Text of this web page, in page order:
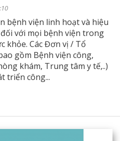
bệnh viện linh hoạt và hiệu
với mọi bệnh viện trong
khỏe. Các Đơn vị / Tổ
gồm Bệnh viện công,
khám, Trung tâm y tế,..)
triển công...